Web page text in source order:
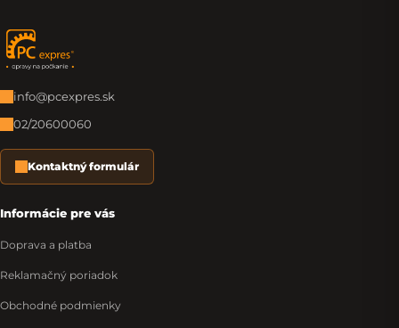
Zápätie
info@pcexpres.sk
02/20600060
Kontaktný formulár
Informácie pre vás
Doprava a platba
Reklamačný poriadok
Obchodné podmienky